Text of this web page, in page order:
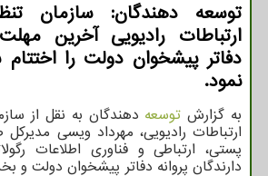
توسعه دهندگان: سازمان
ارتباطات رادیویی آخرین
دفاتر پیشخوان دولت را اختتام
نمود.
به گزارش توسعه دهندگان به نقل از
ارتباطات رادیویی، مهرداد ویسی مدیرکل
پستی، ارتباطی و فناوری اطلاعات
دارندگان پروانه دفاتر پیشخوان دولت و